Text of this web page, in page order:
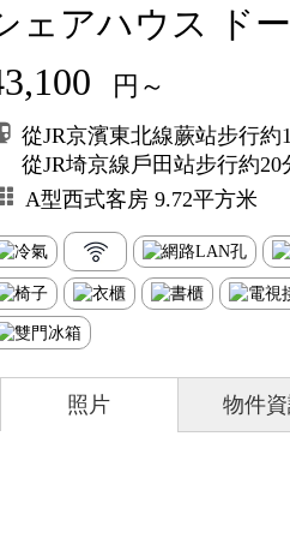
ェアハウス ド
円～
從JR京濱東北線蕨站步行約
從JR埼京線戶田站步行約20
A型西式客房 9.72平方米
照片 物件